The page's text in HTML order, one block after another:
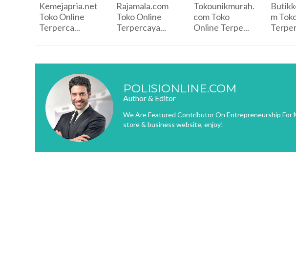
Kemejapria.net
Toko Online
Terperca...
Rajamala.com
Toko Online
Terpercaya...
Tokounikmurah.
com Toko
Online Terpe...
m
POLISIONLINE.COM
Author & Editor
We Are Featured Contributor On Entrepreneurship For
store & business website, enjoy!